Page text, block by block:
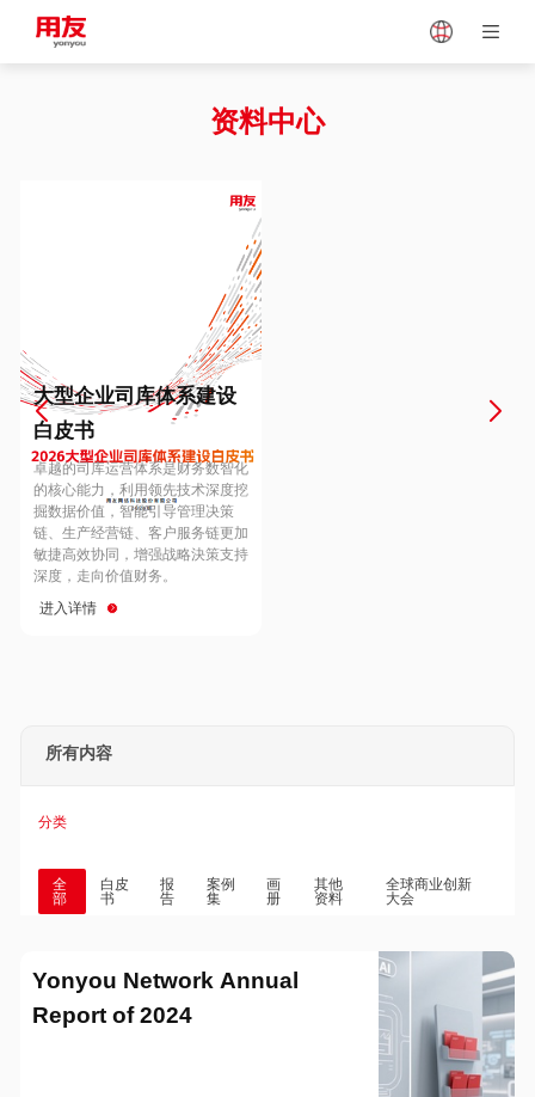
Vietnam
Europe
Hungary
Hong Kong
资料中心
大型企业司库体系建设
白皮书
卓越的司库运营体系是财务数智化
的核心能力，利用领先技术深度挖
掘数据价值，智能引导管理决策
链、生产经营链、客户服务链更加
敏捷高效协同，增强战略決策支持
深度，走向价值财务。
进入详情
所有内容
分类
全
部
白皮
书
报
告
案例
集
画
册
其他
资料
全球商业创新
大会
Yonyou Network Annual
Report of 2024